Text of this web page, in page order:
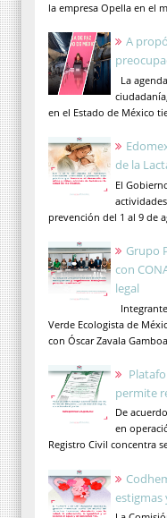
la empresa Opella en el
A
La
en el Estado de México
de la
El
prevención del 1 al 9 de
Grupo
con
legal
Verde Ecologista de
con Óscar Zavala
permite
De
en
Registro Civil concentra
estigmas